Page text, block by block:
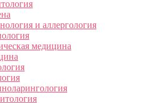
и аллергология
медицина